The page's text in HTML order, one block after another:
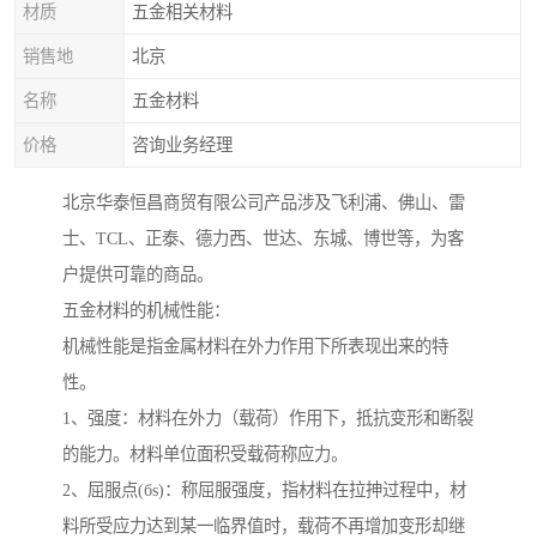
材质 五金相关材料
销售地 北京
名称 五金材料
价格 咨询业务经理
北京华泰恒昌商贸有限公司产品涉及飞利浦、佛山、雷
士、TCL、正泰、德力西、世达、东城、博世等，为客
户提供可靠的商品。
五金材料的机械性能：
机械性能是指金属材料在外力作用下所表现出来的特
性。
1、强度：材料在外力（载荷）作用下，抵抗变形和断裂
的能力。材料单位面积受载荷称应力。
2、屈服点(бs)：称屈服强度，指材料在拉抻过程中，材
料所受应力达到某一临界值时，载荷不再增加变形却继